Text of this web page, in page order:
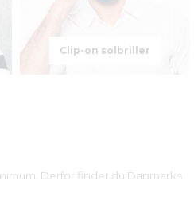
Clip-on solbriller
Derfor finder du Danmarks